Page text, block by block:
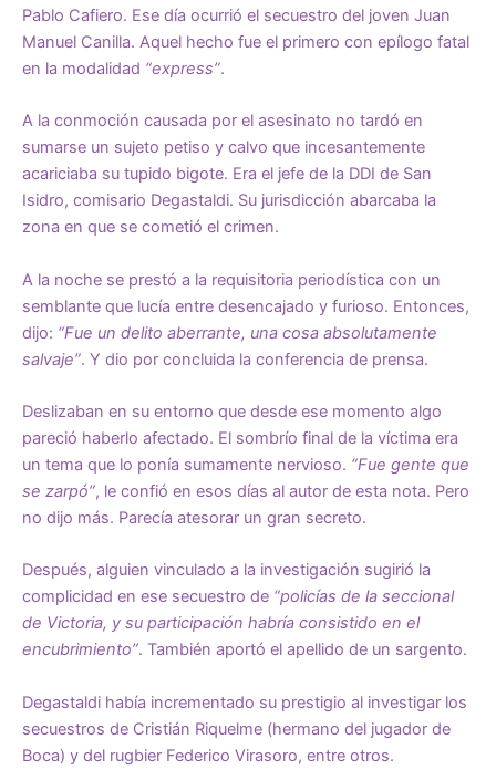
Pablo Cafiero. Ese día ocurrió el secuestro del joven Juan
Manuel Canilla. Aquel hecho fue el primero con epílogo fatal
en la modalidad “express”.
A la conmoción causada por el asesinato no tardó en
sumarse un sujeto petiso y calvo que incesantemente
acariciaba su tupido bigote. Era el jefe de la DDI de San
Isidro, comisario Degastaldi. Su jurisdicción abarcaba la
zona en que se cometió el crimen.
A la noche se prestó a la requisitoria periodística con un
semblante que lucía entre desencajado y furioso. Entonces,
dijo: “Fue un delito aberrante, una cosa absolutamente
salvaje”. Y dio por concluida la conferencia de prensa.
Deslizaban en su entorno que desde ese momento algo
pareció haberlo afectado. El sombrío final de la víctima era
un tema que lo ponía sumamente nervioso. “Fue gente que
se zarpó”, le confió en esos días al autor de esta nota. Pero
no dijo más. Parecía atesorar un gran secreto.
Después, alguien vinculado a la investigación sugirió la
complicidad en ese secuestro de “policías de la seccional
de Victoria, y su participación habría consistido en el
encubrimiento”. También aportó el apellido de un sargento.
Degastaldi había incrementado su prestigio al investigar los
secuestros de Cristián Riquelme (hermano del jugador de
Boca) y del rugbier Federico Virasoro, entre otros.